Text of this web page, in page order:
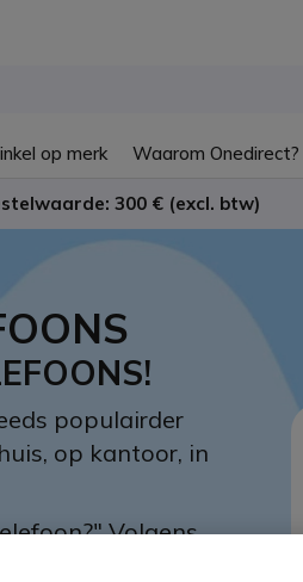
op merk Waarom Onedirect?
300 € (excl. btw)
populairder
op kantoor, in
Volgens